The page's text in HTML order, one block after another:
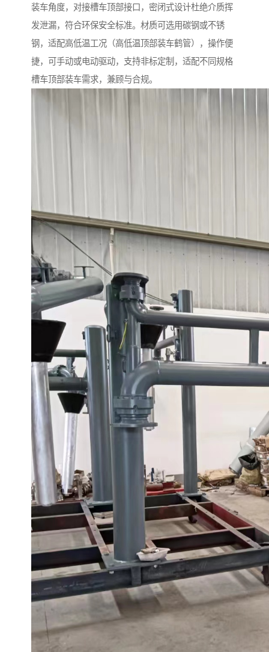
装车角度，对接槽车顶部接口，密闭式设计杜绝介质挥
发泄漏，符合环保安全标准。材质可选用碳钢或不锈
钢，适配高低温工况（高低温顶部装车鹤管），操作便
捷，可手动或电动驱动，支持非标定制，适配不同规格
槽车顶部装车需求，兼顾与合规。